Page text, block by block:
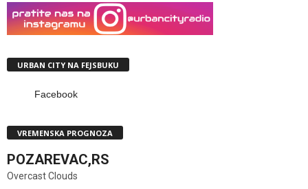
URBAN CITY NA FEJSBUKU
Facebook
VREMENSKA PROGNOZA
POZAREVAC,RS
Overcast Clouds